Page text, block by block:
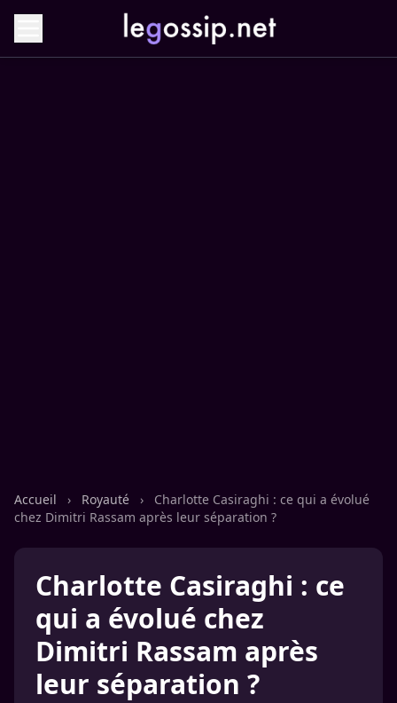
Accueil › Royauté ›
Charlotte Casiraghi : ce qui a évolué
chez Dimitri Rassam après leur séparation ?
Charlotte Casiraghi : ce
qui a évolué chez
Dimitri Rassam après
leur séparation ?